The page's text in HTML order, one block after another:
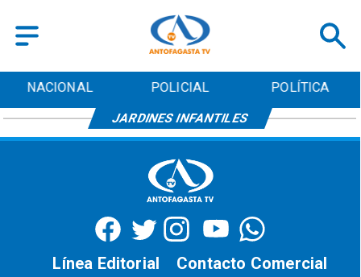
NACIONAL POLICIAL POLÍTICA
JARDINES INFANTILES
Contacto Comercial
Línea Editorial